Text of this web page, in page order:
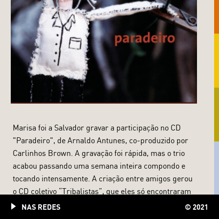
Marisa foi a Salvador gravar a participação no CD
"Paradeiro", de Arnaldo Antunes, co-produzido por
Carlinhos Brown. A gravação foi rápida, mas o trio
acabou passando uma semana inteira compondo e
tocando intensamente. A criação entre amigos gerou
o CD coletivo “Tribalistas”, que eles só encontraram
tempo para gravar em abril de 2002.
NAS REDES © 2021